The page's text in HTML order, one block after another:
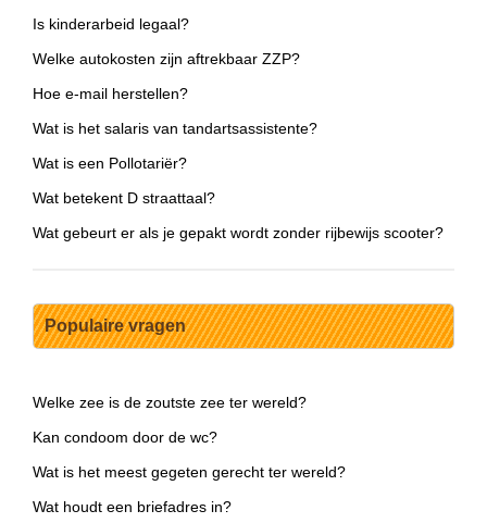
Is kinderarbeid legaal?
Welke autokosten zijn aftrekbaar ZZP?
Hoe e-mail herstellen?
Wat is het salaris van tandartsassistente?
Wat is een Pollotariër?
Wat betekent D straattaal?
Wat gebeurt er als je gepakt wordt zonder rijbewijs scooter?
Populaire vragen
Welke zee is de zoutste zee ter wereld?
Kan condoom door de wc?
Wat is het meest gegeten gerecht ter wereld?
Wat houdt een briefadres in?